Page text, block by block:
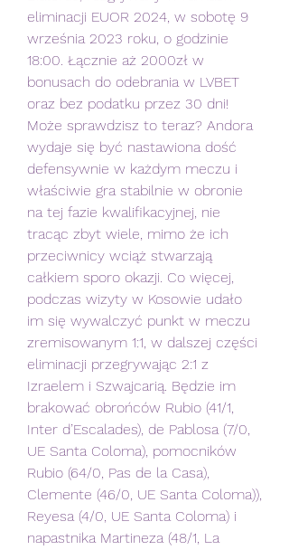
eliminacji EUOR 2024, w sobotę 9
września 2023 roku, o godzinie
18:00. Łącznie aż 2000zł w
bonusach do odebrania w LVBET
oraz bez podatku przez 30 dni!
Może sprawdzisz to teraz? Andora
wydaje się być nastawiona dość
defensywnie w każdym meczu i
właściwie gra stabilnie w obronie
na tej fazie kwalifikacyjnej, nie
tracąc zbyt wiele, mimo że ich
przeciwnicy wciąż stwarzają
całkiem sporo okazji. Co więcej,
podczas wizyty w Kosowie udało
im się wywalczyć punkt w meczu
zremisowanym 1:1, w dalszej części
eliminacji przegrywając 2:1 z
Izraelem i Szwajcarią. Będzie im
brakować obrońców Rubio (41/1,
Inter d’Escalades), de Pablosa (7/0,
UE Santa Coloma), pomocników
Rubio (64/0, Pas de la Casa),
Clemente (46/0, UE Santa Coloma)),
Reyesa (4/0, UE Santa Coloma) i
napastnika Martineza (48/1, La